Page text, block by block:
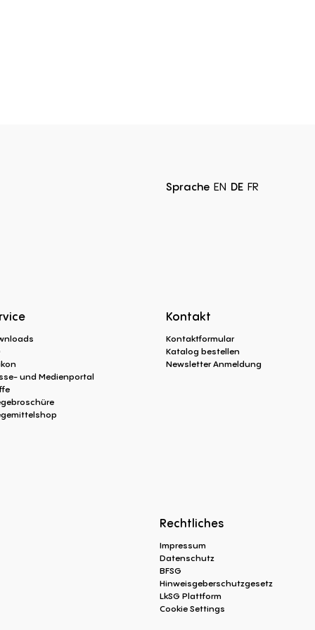
Sprache EN DE FR
und Medienportal
Kontakt
Kontaktformular
Katalog bestellen
Newsletter Anmeldung
Rechtliches
Impressum
Datenschutz
BFSG
Hinweisgeberschutzgesetz
LkSG Plattform
Cookie Settings